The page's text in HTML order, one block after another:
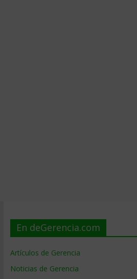
En deGerencia.com
Artículos de Gerencia
Noticias de Gerencia